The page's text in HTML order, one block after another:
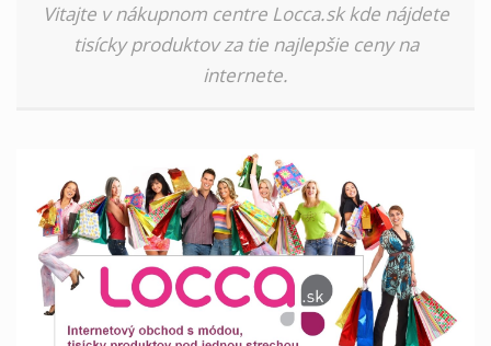
Vitajte v nákupnom centre Locca.sk kde nájdete
tisícky produktov za tie najlepšie ceny na
internete.